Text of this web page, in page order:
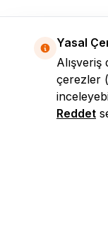
Yasal
çerezler
Reddet